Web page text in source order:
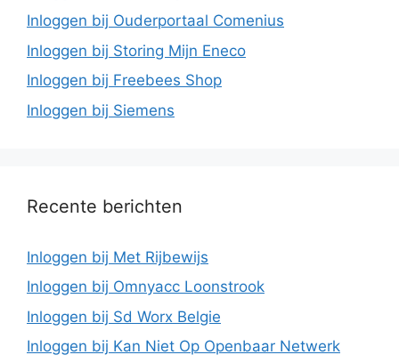
Inloggen bij Ouderportaal Comenius
Inloggen bij Storing Mijn Eneco
Inloggen bij Freebees Shop
Inloggen bij Siemens
Recente berichten
Inloggen bij Met Rijbewijs
Inloggen bij Omnyacc Loonstrook
Inloggen bij Sd Worx Belgie
Inloggen bij Kan Niet Op Openbaar Netwerk